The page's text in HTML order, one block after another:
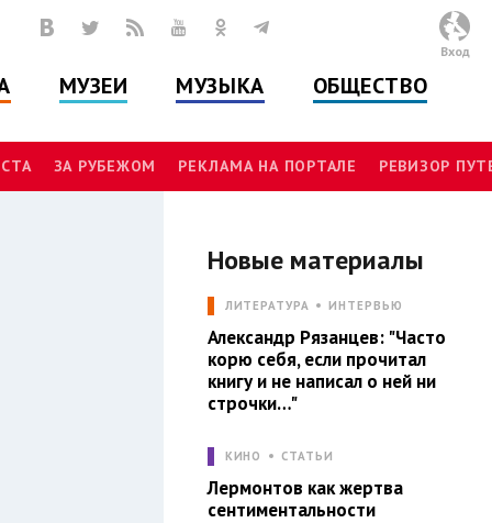
МУЗЕИ МУЗЫКА ОБЩЕСТВО
Вход
ЗА РУБЕЖОМ РЕКЛАМА НА ПОРТАЛЕ РЕВИЗОР
Новые материалы
ЛИТЕРАТУРА ИНТЕРВЬЮ
Александр Рязанцев: "Часто
корю себя, если прочитал
книгу и не написал о ней ни
строчки…"
КИНО СТАТЬИ
Лермонтов как жертва
сентиментальности